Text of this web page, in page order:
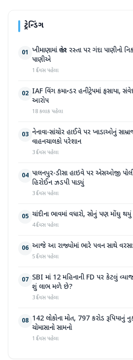
ટ્રેન્ડિંગ
01 ખીમાણામાં જાહેર રસ્તા પર ગંદા પાણીનો
પાણીએ
1 દિવસ પહેલા
02 IAF વિંગ કમાન્ડર હનીટ્રેપમાં ફસાયા,
આરોપ
18 કલાક પહેલા
03 નેનાવા-સાંચોર હાઈવે પર ખાડાઓનું
વાહનચાલકો પરેશાન
3 દિવસ પહેલા
04 પાલનપુર-ડીસા હાઇવે પર એસઓજી
હિરોઈન ઝડપી પાડ્યું
3 દિવસ પહેલા
05 ચાંદીના ભાવમાં વધારો, સોનું પણ મોંઘુ થયું
4 દિવસ પહેલા
06 આજે આ રાજ્યોમાં ભારે પવન સાથે
5 દિવસ પહેલા
07 SBI માં 12 મહિનાની FD પર કેટલું
શું લાભ મળે છે?
3 દિવસ પહેલા
08 142 લોકોના મોત, 797 કરોડ રૂપિયાનું
ચોમાસાનો સામનો
1 દિવસ પહેલા